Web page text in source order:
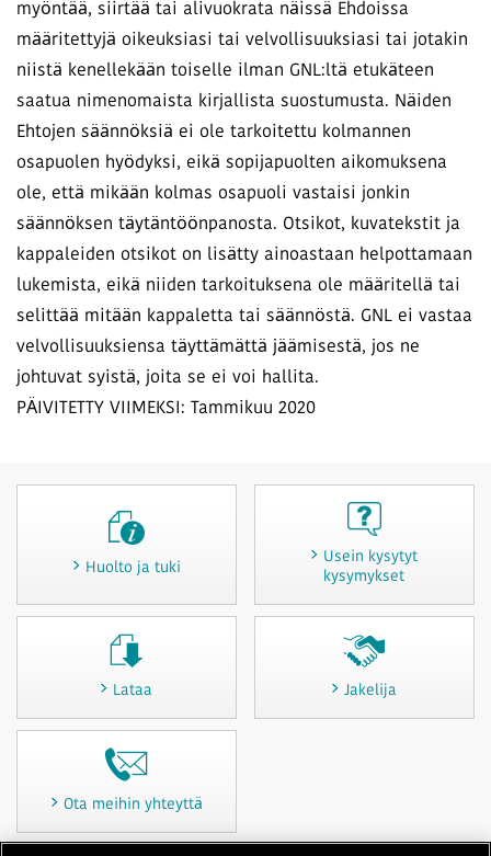
myöntää, siirtää tai alivuokrata näissä Ehdoissa
määritettyjä oikeuksiasi tai velvollisuuksiasi tai jotakin
niistä kenellekään toiselle ilman GNL:ltä etukäteen
saatua nimenomaista kirjallista suostumusta. Näiden
Ehtojen säännöksiä ei ole tarkoitettu kolmannen
osapuolen hyödyksi, eikä sopijapuolten aikomuksena
ole, että mikään kolmas osapuoli vastaisi jonkin
säännöksen täytäntöönpanosta. Otsikot, kuvatekstit ja
kappaleiden otsikot on lisätty ainoastaan helpottamaan
lukemista, eikä niiden tarkoituksena ole määritellä tai
selittää mitään kappaletta tai säännöstä. GNL ei vastaa
velvollisuuksiensa täyttämättä jäämisestä, jos ne
johtuvat syistä, joita se ei voi hallita.
PÄIVITETTY VIIMEKSI: Tammikuu 2020
Huolto ja tuki
Usein kysytyt
kysymykset
Lataa Jakelija
Ota meihin yhteyttä